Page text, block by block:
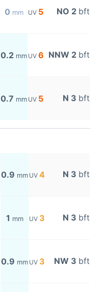
0 mm UV 5 NO 2 bft
0.2 mm UV 6 NNW 2 bft
0.7 mm UV 5 N 3 bft
0.9 mm UV 4 N 3 bft
1 mm UV 3 N 3 bft
0.9 mm UV 3 NW 3 bft